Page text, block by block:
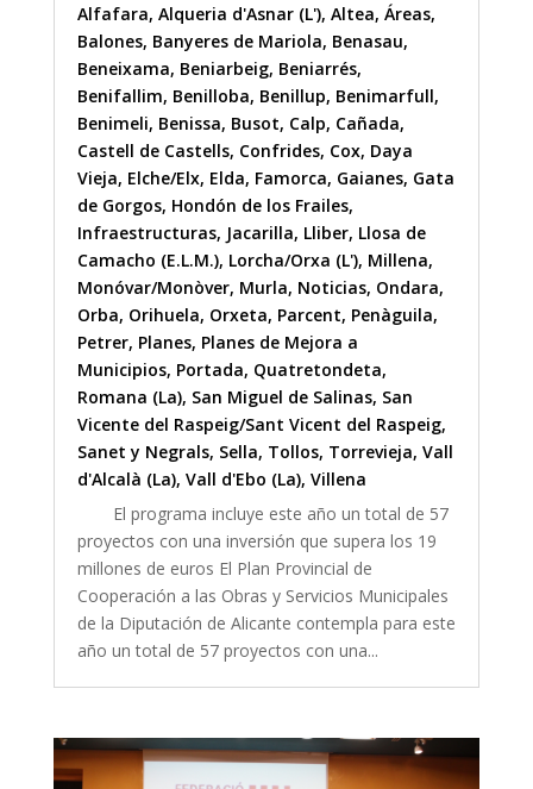
Alfafara, Alqueria d'Asnar (L'), Altea, Áreas,
Balones, Banyeres de Mariola, Benasau,
Beneixama, Beniarbeig, Beniarrés,
Benifallim, Benilloba, Benillup, Benimarfull,
Benimeli, Benissa, Busot, Calp, Cañada,
Castell de Castells, Confrides, Cox, Daya
Vieja, Elche/Elx, Elda, Famorca, Gaianes, Gata
de Gorgos, Hondón de los Frailes,
Infraestructuras, Jacarilla, Lliber, Llosa de
Camacho (E.L.M.), Lorcha/Orxa (L'), Millena,
Monóvar/Monòver, Murla, Noticias, Ondara,
Orba, Orihuela, Orxeta, Parcent, Penàguila,
Petrer, Planes, Planes de Mejora a
Municipios, Portada, Quatretondeta,
Romana (La), San Miguel de Salinas, San
Vicente del Raspeig/Sant Vicent del Raspeig,
Sanet y Negrals, Sella, Tollos, Torrevieja, Vall
d'Alcalà (La), Vall d'Ebo (La), Villena
El programa incluye este año un total de 57
proyectos con una inversión que supera los 19
millones de euros El Plan Provincial de
Cooperación a las Obras y Servicios Municipales
de la Diputación de Alicante contempla para este
año un total de 57 proyectos con una...